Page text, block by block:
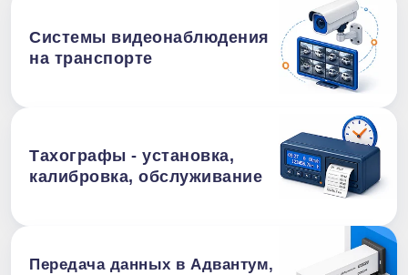
Системы видеонаблюдения
на транспорте
Тахографы - установка,
калибровка, обслуживание
Передача данных в Адвантум,